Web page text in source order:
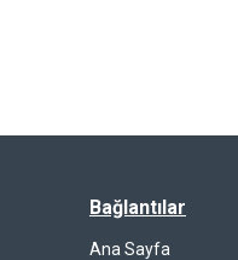
Bağlantılar
Ana Sayfa